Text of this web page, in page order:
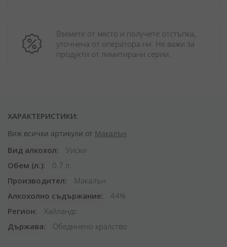
Вземете от място и получете отстъпка,
уточнена от оператора ни. Не важи за
продукти от лимитирани серии.
ХАРАКТЕРИСТИКИ:
Виж всички артикули от Макалън
Вид алкохол
Уиски
Обем (л.)
0.7 л.
Производител
Макалън
Алкохолно съдържание
44%
Регион
Хайландс
Държава
Обединено кралство